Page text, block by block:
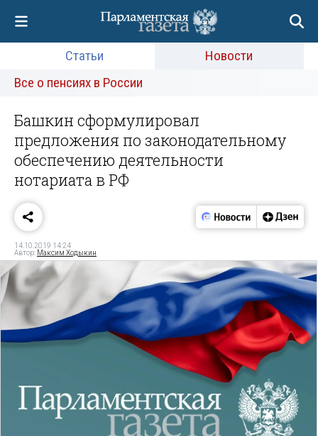
Статьи
Новости
Все о пенсиях в России
Башкин сформулировал
предложения по законодательному
обеспечению деятельности
нотариата в РФ
14.10.2019 14:24
Автор: Максим Ходыкин